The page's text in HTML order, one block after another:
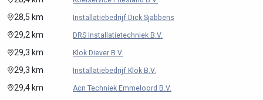
28,5 km Installatiebedrijf Dick Sjabbens
29,2 km DRS Installatietechniek B.V.
29,3 km Klok Diever B.V.
29,3 km Installatiebedrijf Klok B.V.
29,4 km Acn Techniek Emmeloord B.V.